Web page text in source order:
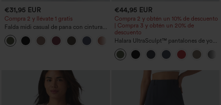
€31,95 EUR
Compra 2 y llévate 1 gratis
Falda midi casual de pana con cintura
media y bolsillo lateral frontal con
solapa
+1
€44,95 EUR
Compra 2 y obtén un 10% de descuento
| Compra 3 y obtén un 20% de
descuento
Halara UltraSculpt™ pantalones de yoga
holgados de talle alto con control
abdominal, rayas color block y bolsillos